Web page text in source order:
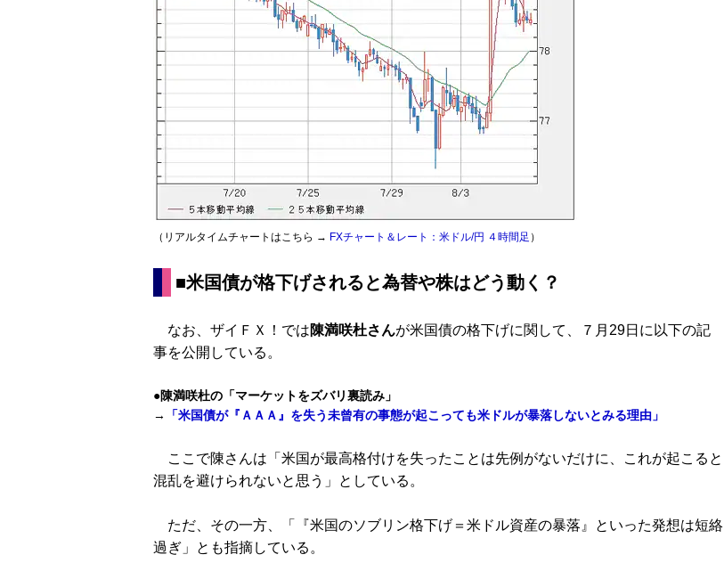
（リアルタイムチャートはこちら → FXチャート＆レート：米ドル/円 ４時間足 ）
■米国債が格下げされると為替や株はどう動く？
なお、ザイＦＸ！では陳満咲杜さんが米国債の格下げに関して、７月29日に以下の記
事を公開している。
●陳満咲杜の「マーケットをズバリ裏読み」
→
「米国債が『ＡＡＡ』を失う未曾有の事態が起こっても米ドルが暴落しないとみる理由」
ここで陳さんは「米国が最高格付けを失ったことは先例がないだけに、これが起こると
混乱を避けられないと思う」としている。
ただ、その一方、「『米国のソブリン格下げ＝米ドル資産の暴落』といった発想は短絡
過ぎ」とも指摘している。